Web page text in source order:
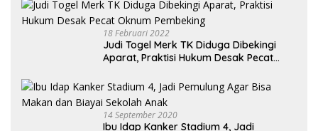
18 Februari 2022
Judi Togel Merk TK Diduga Dibekingi
Aparat, Praktisi Hukum Desak Pecat
14 September 2020
Ibu Idap Kanker Stadium 4, Jadi